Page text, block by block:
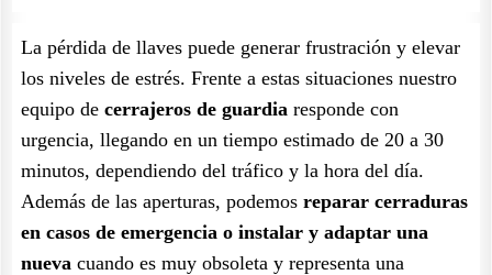
La pérdida de llaves puede generar frustración y elevar
los niveles de estrés. Frente a estas situaciones nuestro
equipo de cerrajeros de guardia responde con
urgencia, llegando en un tiempo estimado de 20 a 30
minutos, dependiendo del tráfico y la hora del día.
Además de las aperturas, podemos reparar cerraduras
en casos de emergencia o instalar y adaptar una
nueva cuando es muy obsoleta y representa una